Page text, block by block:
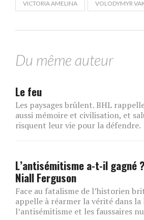
VICTORIA AMELINA VOLODYMYR
Du même auteur
Le feu
Les paysages brûlent. BHL
aussi mémoire et civilisation, et
risquent leur vie pour la défendre.
L’antisémitisme a-t-il gagné
Niall Ferguson
Face au fatalisme de l’historien
appelle à réarmer la vérité dans
l’antisémitisme et les faussaires